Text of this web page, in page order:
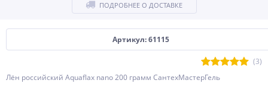
Артикул: 61115
(3)
Лён российский Aquaflax nano 200 грамм СантехМастерГель
ПОДРОБНЕЕ О ДОСТАВКЕ